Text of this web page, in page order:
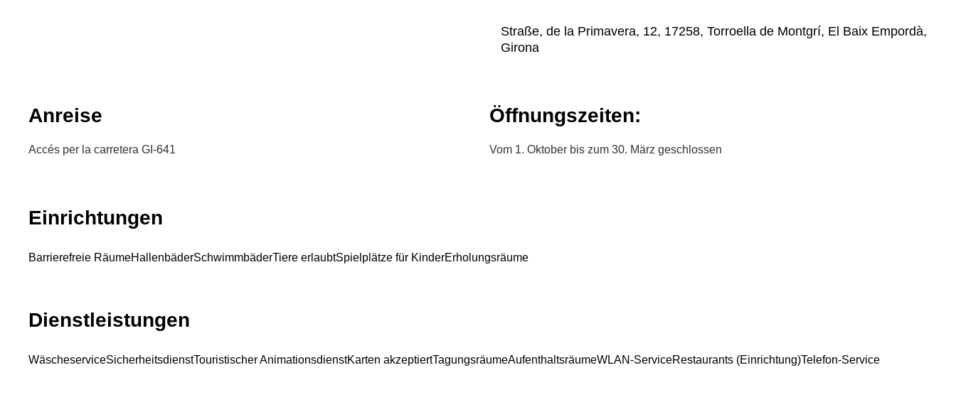
Straße, de la Primavera, 12, 17258, Torroella de Montgrí, El Baix Empordà,
Girona
Anreise
Accés per la carretera GI-641
Öffnungszeiten:
Vom 1. Oktober bis zum 30. März geschlossen
Einrichtungen
Barrierefreie RäumeHallenbäderSchwimmbäderTiere erlaubtSpielplätze für KinderErholungsräume
Dienstleistungen
WäscheserviceSicherheitsdienstTouristischer AnimationsdienstKarten akzeptiertTagungsräumeAufenthaltsräumeWLAN-ServiceRestaurants (Einrichtung)Telefon-Service